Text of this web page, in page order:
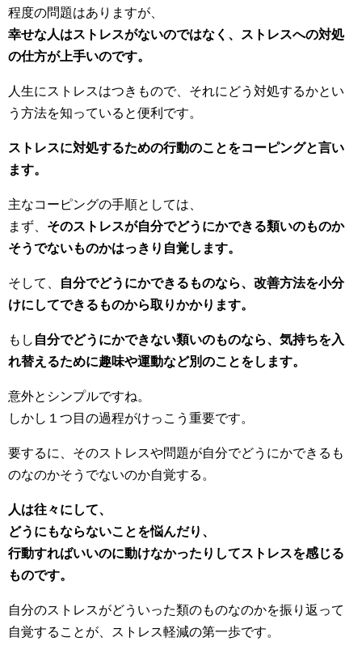
程度の問題はありますが、
幸せな人はストレスがないのではなく、ストレスへの対処
の仕方が上手いのです。
人生にストレスはつきもので、それにどう対処するかとい
う方法を知っていると便利です。
ストレスに対処するための行動のことをコーピングと言い
ます。
主なコーピングの手順としては、
まず、 そのストレスが自分でどうにかできる類いのものか
そうでないものかはっきり自覚します。
そして、
自分でどうにかできるものなら、改善方法を小分
けにしてできるものから取りかかります。
もし 自分でどうにかできない類いのものなら、気持ちを入
れ替えるために趣味や運動など別のことをします。
意外とシンプルですね。
しかし１つ目の過程がけっこう重要です。
要するに、そのストレスや問題が自分でどうにかできるも
のなのかそうでないのか自覚する。
人は往々にして、
どうにもならないことを悩んだり、
行動すればいいのに動けなかったりしてストレスを感じる
ものです。
自分のストレスがどういった類のものなのかを振り返って
自覚することが、ストレス軽減の第一歩です。